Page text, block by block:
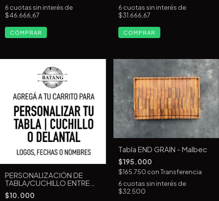
6 cuotas sin interés de
$46.666,67
6 cuotas sin interés de
$31.666,67
PERSONALIZACIÓN DE
TABLA/CUCHILLO ENTRE
5CM Y 10CM9
$10.000
Tabla END GRAIN - Malbec
$195.000
$165.750 conTransferencia
6 cuotas sin interés de
$32.500